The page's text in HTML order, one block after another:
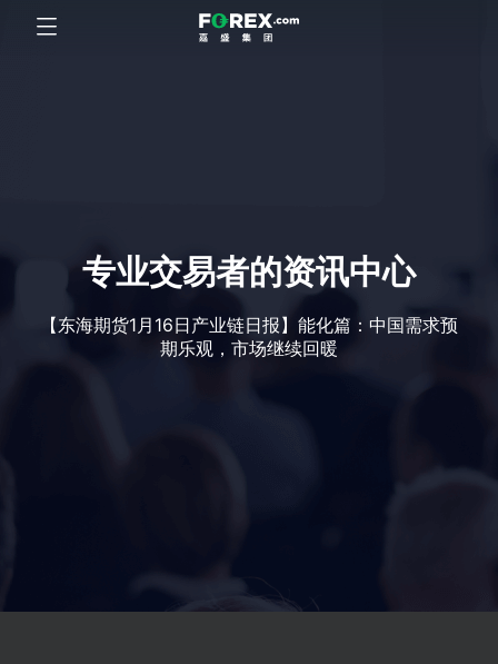
专业交易者的资讯中心
【东海期货1月16日产业链日报】能化篇：中国需求预
期乐观，市场继续回暖